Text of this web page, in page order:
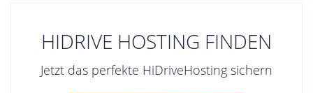
HIDRIVE HOSTING FINDEN
Jetzt das perfekte HiDriveHosting sichern